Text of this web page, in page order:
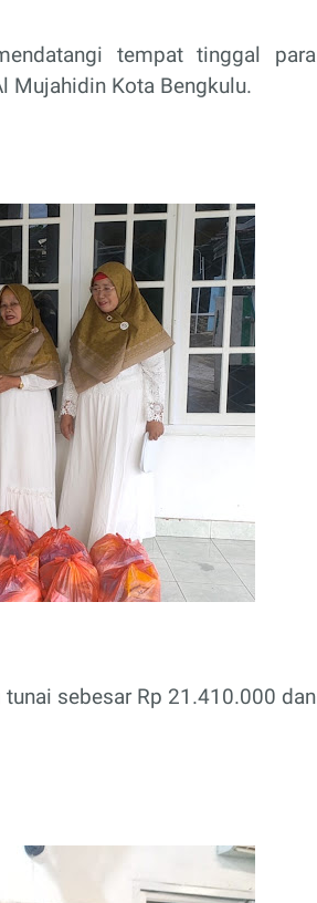
tempat tinggal para
Mujahidin Kota Bengkulu.
sebesar Rp 21.410.000 dan